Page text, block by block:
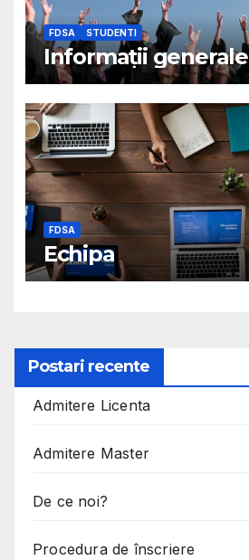
FDSA STUDENTI
Informații generale
FDSA
Echipa
Postari recente
Admitere Licenta
Admitere Master
De ce noi?
Procedura de înscriere